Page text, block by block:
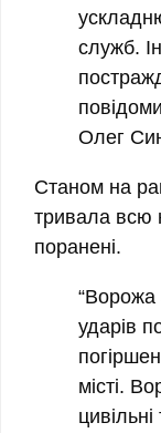
служб.
Олег
Станом на
тривала всю
поранені.
“Ворожа
ударів
місті.